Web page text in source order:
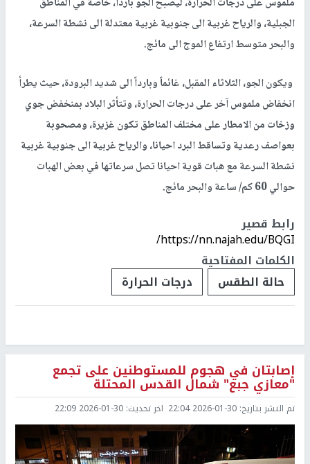
ملموس على درجات الحرارة، ليصبح الجو باردا، خاصة في المناطق
الجبلية، والرياح غربية الى جنوبية غربية معتدلة الى نشطة السرعة،
والبحر متوسط ارتفاع الموج الى مائج.
ويكون الجو، الثلاثاء المقبل، غائماً وبارداً الى شديد البرودة، حيث يطرأ
انخفاض ملموس آخر على درجات الحرارة، وتتأثر البلاد بمنخفض جوي
وزخات من الامطار على مختلف المناطق تكون غزيرة، ومصحوبة
بعواصف رعدية وتساقط البرد احيانا، والرياح غربية الى جنوبية غربية
نشطة السرعة مع هبات قوية احيانا تصل سرعاتها في بعض الهبات
حوالي 60 كم/ ساعة والبحر مائج.
رابط قصير
https://nn.najah.edu/BQGI/
الكلمات المفتاحية
حالة الطقس
درجات الحرارة
إصابتان في هجوم للمستوطنين على تجمع
"معازي جبع" شمال القدس المحتلة
تم النشر بتاريخ: 2026-01-30 22:04 اخر تحديث: 2026-01-30 22:09